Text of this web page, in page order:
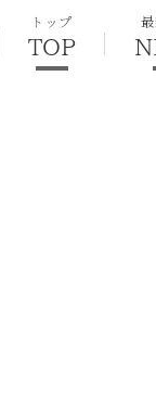
トップ
TOP